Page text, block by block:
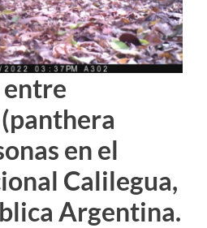
en el
Calilegua,
Argentina.